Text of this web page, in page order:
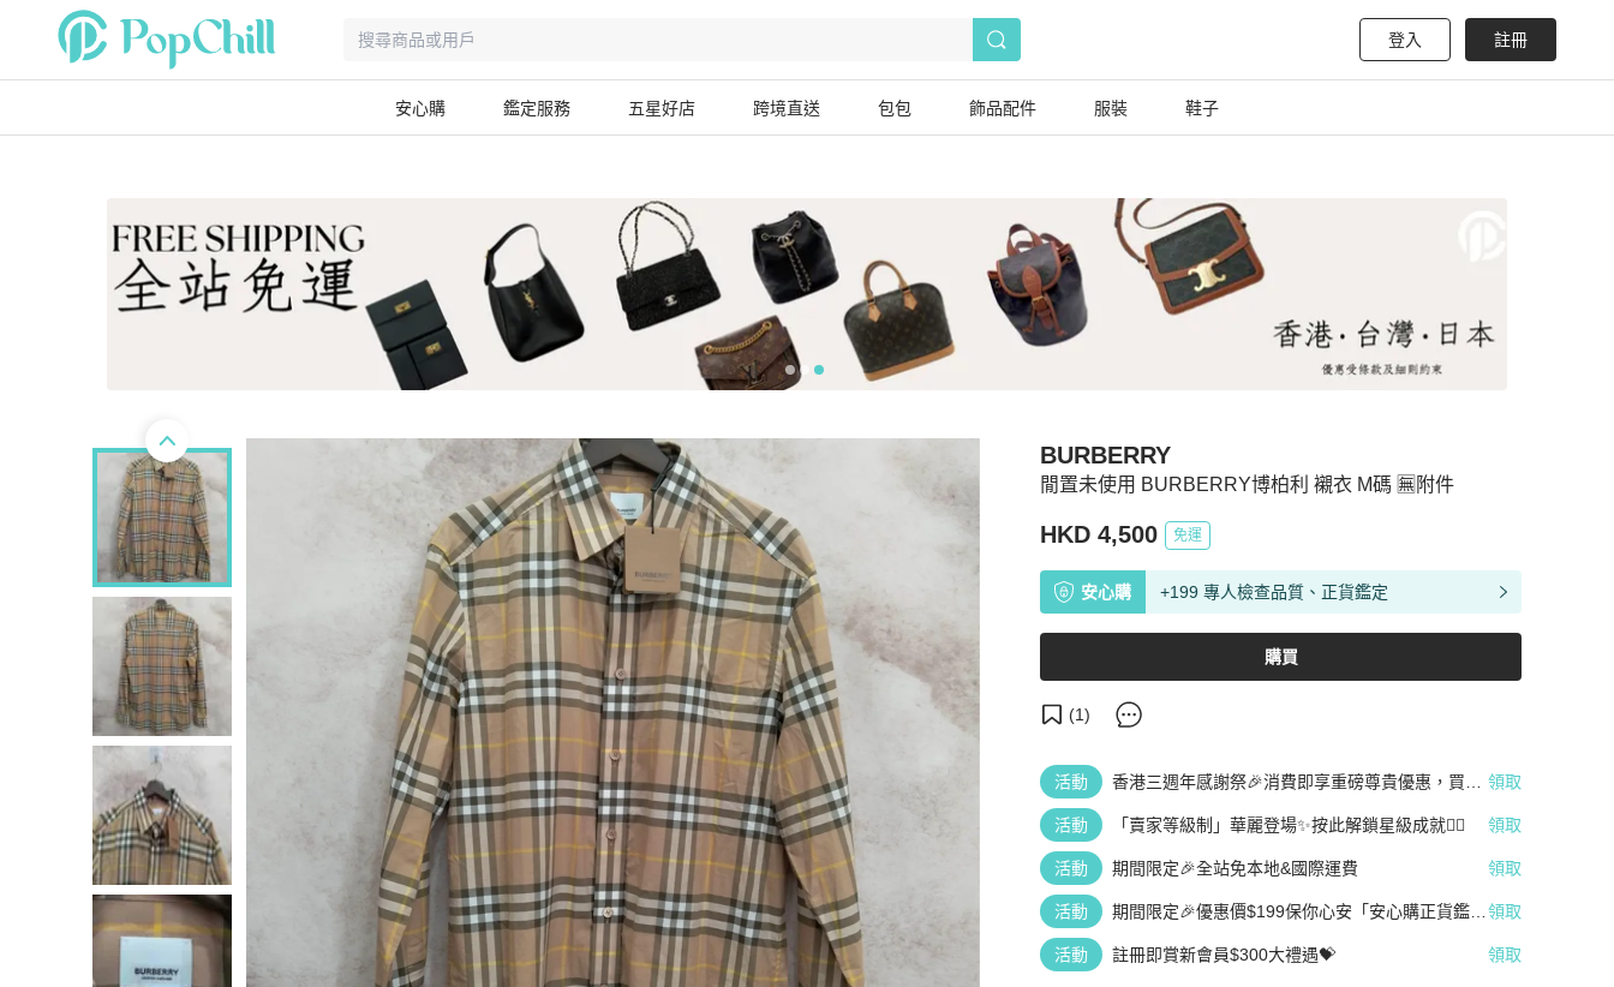
登入 註冊
安心購 鑑定服務 五星好店 跨境直送 包包 飾品配件 服裝 鞋子
閒置未使用 BURBERRY博柏利 襯衣 M碼 🈚附件
BURBERRY
HKD 4,500 免運
安心購 +199 專人檢查品質、正貨鑑定
購買
(1)
活動
香港三週年感謝祭🎉消費即享重磅尊貴優惠，買越
領取
活動 「賣家等級制」華麗登場✨按此解鎖星級成就👆🏻 領取
活動 期間限定🎉全站免本地&國際運費 領取
活動
期間限定🎉優惠價$199保你心安「安心購正貨鑑
領取
活動 註冊即賞新會員$300大禮遇💝 領取